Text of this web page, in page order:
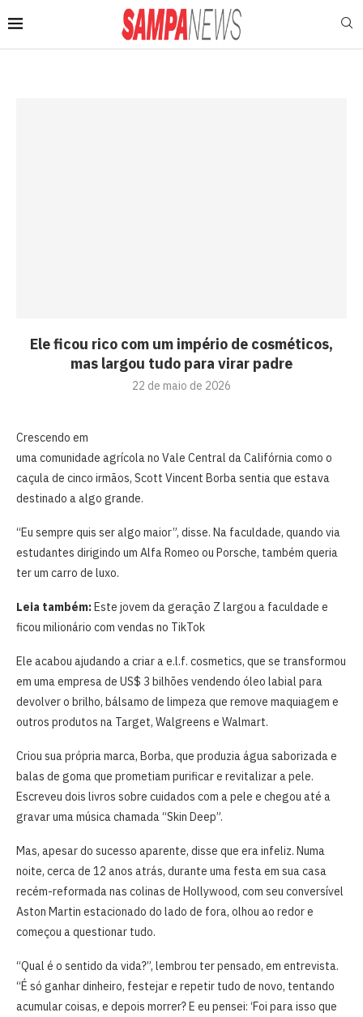
Ele ficou rico com um império de cosméticos,
mas largou tudo para virar padre
22 de maio de 2026
Crescendo em
uma comunidade agrícola no Vale Central da Califórnia como o
caçula de cinco irmãos, Scott Vincent Borba sentia que estava
destinado a algo grande.
“Eu sempre quis ser algo maior”, disse. Na faculdade, quando via
estudantes dirigindo um Alfa Romeo ou Porsche, também queria
ter um carro de luxo.
Leia também:Este jovem da geração Z largou a faculdade e
ficou milionário com vendas no TikTok
Ele acabou ajudando a criar a e.l.f. cosmetics, que se transformou
em uma empresa de US$ 3 bilhões vendendo óleo labial para
devolver o brilho, bálsamo de limpeza que remove maquiagem e
outros produtos na Target, Walgreens e Walmart.
Criou sua própria marca, Borba, que produzia água saborizada e
balas de goma que prometiam purificar e revitalizar a pele.
Escreveu dois livros sobre cuidados com a pele e chegou até a
gravar uma música chamada “Skin Deep”.
Mas, apesar do sucesso aparente, disse que era infeliz. Numa
noite, cerca de 12 anos atrás, durante uma festa em sua casa
recém-reformada nas colinas de Hollywood, com seu conversível
Aston Martin estacionado do lado de fora, olhou ao redor e
começou a questionar tudo.
“Qual é o sentido da vida?”, lembrou ter pensado, em entrevista.
“É só ganhar dinheiro, festejar e repetir tudo de novo, tentando
acumular coisas, e depois morrer? E eu pensei: ‘Foi para isso que